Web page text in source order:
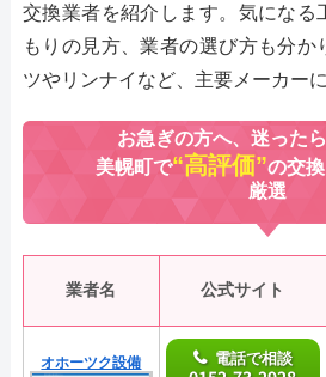
交換業者を紹介します。気になる
もりの見方、業者の選び方も分か
ツやリンナイなど、主要メーカー
お急ぎの方へ、迷った
美幌町で“高評価”の交
厳選
業者名 公式サイト
オホーツク設備 電話で相談